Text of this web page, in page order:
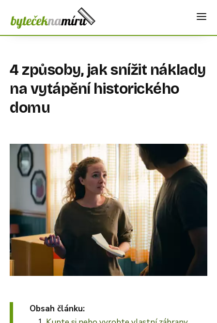
4 způsoby, jak snížit náklady
na vytápění historického
domu
Obsah článku: